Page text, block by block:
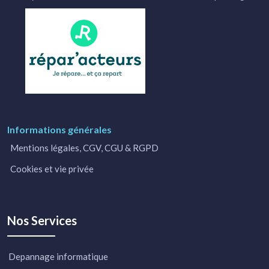
Informations générales
Mentions légales, CGV, CGU & RGPD
Cookies et vie privée
Nos Services
Depannage informatique